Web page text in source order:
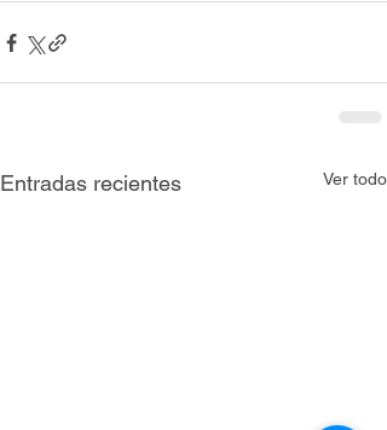
Entradas recientes Ver todo